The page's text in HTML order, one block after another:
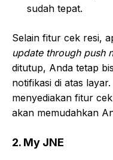
sudah tepat.
Selain fitur cek resi,
update through push
ditutup, Anda tetap
notifikasi di atas
menyediakan fitur
akan memudahkan
2. My JNE